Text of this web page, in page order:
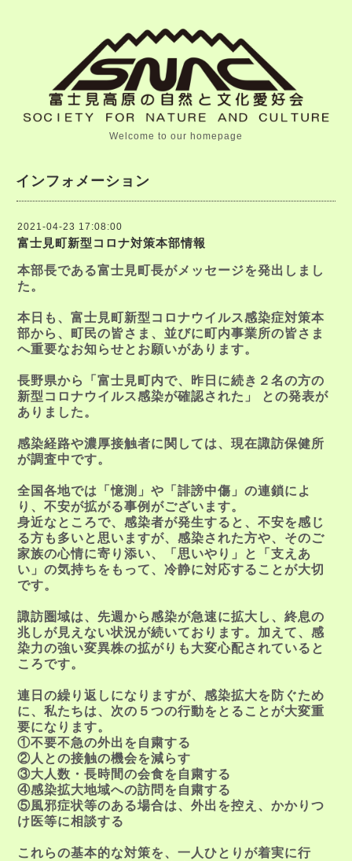
Welcome to our homepage
インフォメーション
2021-04-23 17:08:00
富士見町新型コロナ対策本部情報
本部長である富士見町長がメッセージを発出しまし
た。
本日も、富士見町新型コロナウイルス感染症対策本
部から、町民の皆さま、並びに町内事業所の皆さま
へ重要なお知らせとお願いがあります。
長野県から「富士見町内で、昨日に続き２名の方の
新型コロナウイルス感染が確認された」 との発表が
ありました。
感染経路や濃厚接触者に関しては、現在諏訪保健所
が調査中です。
全国各地では「憶測」や「誹謗中傷」の連鎖によ
り、不安が拡がる事例がございます。
身近なところで、感染者が発生すると、不安を感じ
る方も多いと思いますが、感染された方や、そのご
家族の心情に寄り添い、「思いやり」と「支えあ
い」の気持ちをもって、冷静に対応することが大切
です。
諏訪圏域は、先週から感染が急速に拡大し、終息の
兆しが見えない状況が続いております。加えて、感
染力の強い変異株の拡がりも大変心配されていると
ころです。
連日の繰り返しになりますが、感染拡大を防ぐため
に、私たちは、次の５つの行動をとることが大変重
要になります。
①不要不急の外出を自粛する
②人との接触の機会を減らす
③大人数・長時間の会食を自粛する
④感染拡大地域への訪問を自粛する
⑤風邪症状等のある場合は、外出を控え、かかりつ
け医等に相談する
これらの基本的な対策を、一人ひとりが着実に行